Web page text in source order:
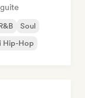
Soul
Hip-Hop